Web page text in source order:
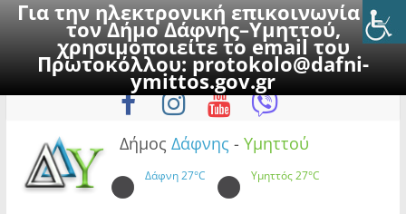
Για την ηλεκτρονική επικοινωνία με
τον Δήμο Δάφνης–Υμηττού,
χρησιμοποιείτε το email του
Πρωτοκόλλου:protokolo@dafni-
ymittos.gov.gr
to
Παρασκευή, 7 Αυγούστου 2026
Δήμος Δάφνης - Υμηττού
Δάφνη27°C Υμηττός27°C